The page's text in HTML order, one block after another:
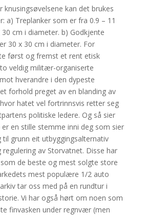
knusingsøvelsene kan det brukes
a) Treplanker som er fra 0.9 – 11
cm i diameter. b) Godkjente
30 x 30 cm i diameter. For
først og fremst et rent etisk
veldig militær-organiserte
hverandre i den dypeste
forhold preget av en blanding av
hatet vel fortrinnsvis retter seg
politiske ledere. Og så sier
en stille stemme inni deg som sier
til grunn eit utbyggingsalternativ
av Storvatnet. Disse har
de beste og mest solgte store
mest populære 1/2 auto
tar oss med på en rundtur i
Vi har også hørt om noen som
finvasken under regnvær (men